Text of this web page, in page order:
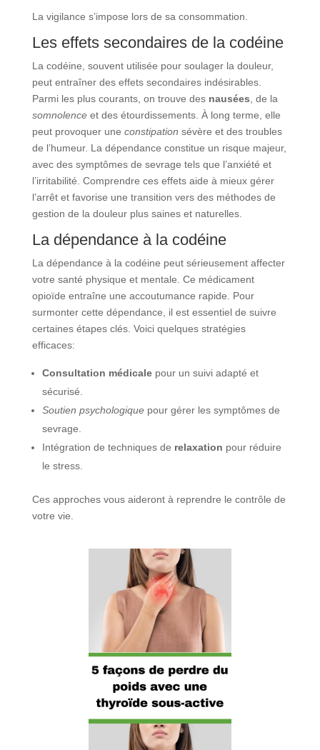
La vigilance s’impose lors de sa consommation.
Les effets secondaires de la codéine
La codéine, souvent utilisée pour soulager la douleur,
peut entraîner des effets secondaires indésirables.
Parmi les plus courants, on trouve des nausées , de la
somnolenceet des étourdissements. À long terme, elle
peut provoquer une constipation sévère et des troubles
de l’humeur. La dépendance constitue un risque majeur,
avec des symptômes de sevrage tels que l’anxiété et
l’irritabilité. Comprendre ces effets aide à mieux gérer
l’arrêt et favorise une transition vers des méthodes de
gestion de la douleur plus saines et naturelles.
La dépendance à la codéine
La dépendance à la codéine peut sérieusement affecter
votre santé physique et mentale. Ce médicament
opioïde entraîne une accoutumance rapide. Pour
surmonter cette dépendance, il est essentiel de suivre
certaines étapes clés. Voici quelques stratégies
efficaces:
Consultation médicalepour un suivi adapté et
sécurisé.
Soutien psychologiquepour gérer les symptômes de
sevrage.
Intégration de techniques de relaxation pour réduire
le stress.
Ces approches vous aideront à reprendre le contrôle de
votre vie.